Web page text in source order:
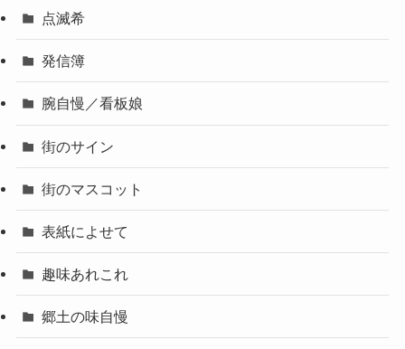
点滅希
発信簿
腕自慢／看板娘
街のサイン
街のマスコット
表紙によせて
趣味あれこれ
郷土の味自慢